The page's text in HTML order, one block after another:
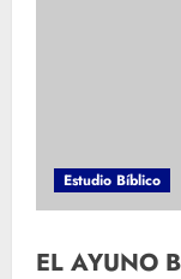
Estudio Bíblico
EL AYUNO